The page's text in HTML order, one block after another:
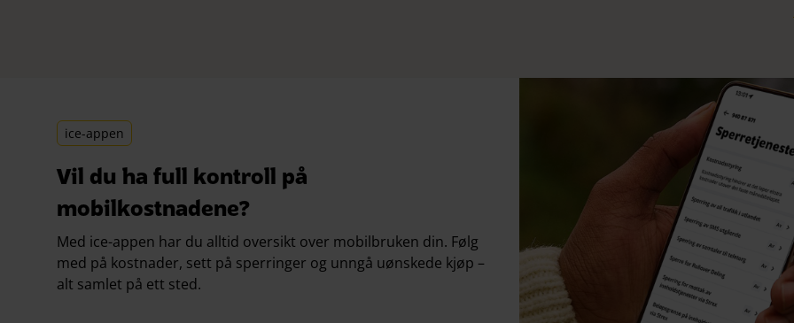
ice-appen
Vil du ha full kontroll på
mobilkostnadene?
Med ice-appen har du alltid oversikt over mobilbruken din. Følg
med på kostnader, sett på sperringer og unngå uønskede kjøp –
alt samlet på ett sted.